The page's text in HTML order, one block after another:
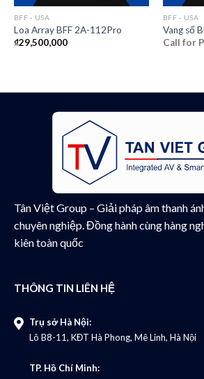
BFF - USA
Loa Array BFF 2A-112Pro
₫29,500,000
BFF - USA
Vang số
Call for
Tân Việt Group – Giải pháp âm thanh
chuyên nghiệp. Đồng hành cùng hàng
kiên toàn quốc
THÔNG TIN LIÊN HỆ
Trụ sở Hà Nội:
Lô B8-11, KĐT Hà Phong, Mê Linh, Hà Nội
TP. Hồ Chí Minh: